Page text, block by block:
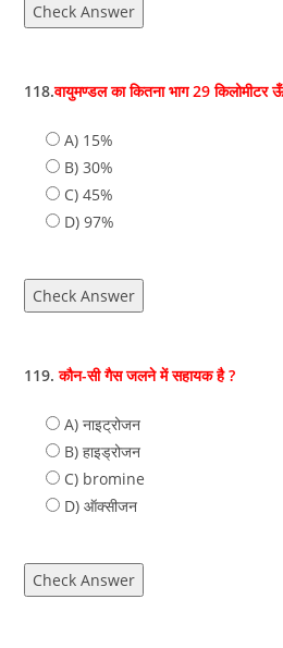
Check Answer
118.वायुमण्डल का कितना भाग 29 किलोमीटर
A) 15%
B) 30%
C) 45%
D) 97%
Check Answer
119. कौन-सी गैस जलने में सहायक है ?
A) नाइट्रोजन
B) हाइड्रोजन
C) bromine
D) ऑक्सीजन
Check Answer